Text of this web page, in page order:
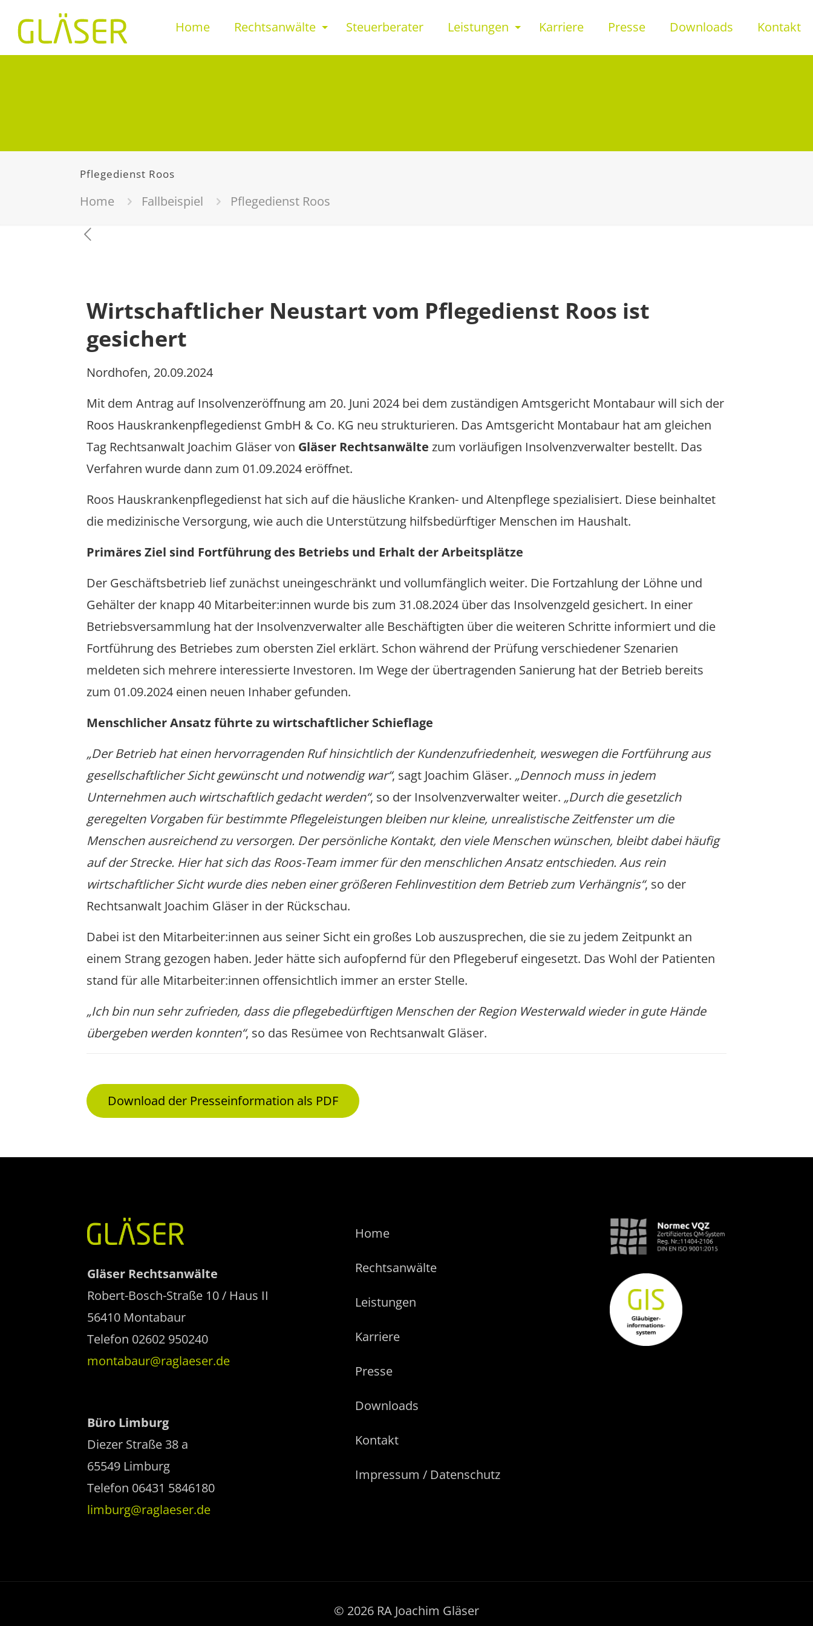
Home Rechtsanwälte Steuerberater Leistungen Karriere Presse Downloads Kontakt
Pflegedienst Roos
Home Fallbeispiel Pflegedienst Roos
Wirtschaftlicher Neustart vom Pflegedienst Roos ist
gesichert
Nordhofen, 20.09.2024
Mit dem Antrag auf Insolvenzeröffnung am 20. Juni 2024 bei dem zuständigen Amtsgericht Montabaur will sich der
Roos Hauskrankenpflegedienst GmbH & Co. KG neu strukturieren. Das Amtsgericht Montabaur hat am gleichen
Tag Rechtsanwalt Joachim Gläser von Gläser Rechtsanwälte zum vorläufigen Insolvenzverwalter bestellt. Das
Verfahren wurde dann zum 01.09.2024 eröffnet.
Roos Hauskrankenpflegedienst hat sich auf die häusliche Kranken- und Altenpflege spezialisiert. Diese beinhaltet
die medizinische Versorgung, wie auch die Unterstützung hilfsbedürftiger Menschen im Haushalt.
Primäres Ziel sind Fortführung des Betriebs und Erhalt der Arbeitsplätze
Der Geschäftsbetrieb lief zunächst uneingeschränkt und vollumfänglich weiter. Die Fortzahlung der Löhne und
Gehälter der knapp 40 Mitarbeiter:innen wurde bis zum 31.08.2024 über das Insolvenzgeld gesichert. In einer
Betriebsversammlung hat der Insolvenzverwalter alle Beschäftigten über die weiteren Schritte informiert und die
Fortführung des Betriebes zum obersten Ziel erklärt. Schon während der Prüfung verschiedener Szenarien
meldeten sich mehrere interessierte Investoren. Im Wege der übertragenden Sanierung hat der Betrieb bereits
zum 01.09.2024 einen neuen Inhaber gefunden.
Menschlicher Ansatz führte zu wirtschaftlicher Schieflage
„Der Betrieb hat einen hervorragenden Ruf hinsichtlich der Kundenzufriedenheit, weswegen die Fortführung aus
gesellschaftlicher Sicht gewünscht und notwendig war“, sagt Joachim Gläser. „Dennoch muss in jedem
Unternehmen auch wirtschaftlich gedacht werden“, so der Insolvenzverwalter weiter. „Durch die gesetzlich
geregelten Vorgaben für bestimmte Pflegeleistungen bleiben nur kleine, unrealistische Zeitfenster um die
Menschen ausreichend zu versorgen. Der persönliche Kontakt, den viele Menschen wünschen, bleibt dabei häufig
auf der Strecke. Hier hat sich das Roos-Team immer für den menschlichen Ansatz entschieden. Aus rein
wirtschaftlicher Sicht wurde dies neben einer größeren Fehlinvestition dem Betrieb zum Verhängnis“, so der
Rechtsanwalt Joachim Gläser in der Rückschau.
Dabei ist den Mitarbeiter:innen aus seiner Sicht ein großes Lob auszusprechen, die sie zu jedem Zeitpunkt an
einem Strang gezogen haben. Jeder hätte sich aufopfernd für den Pflegeberuf eingesetzt. Das Wohl der Patienten
stand für alle Mitarbeiter:innen offensichtlich immer an erster Stelle.
„Ich bin nun sehr zufrieden, dass die pflegebedürftigen Menschen der Region Westerwald wieder in gute Hände
übergeben werden konnten“, so das Resümee von Rechtsanwalt Gläser.
Download der Presseinformation als PDF
Gläser Rechtsanwälte
Robert-Bosch-Straße 10 / Haus II
56410 Montabaur
Telefon 02602 950240
montabaur@raglaeser.de
Büro Limburg
Diezer Straße 38 a
65549 Limburg
Telefon 06431 5846180
limburg@raglaeser.de
Home
Rechtsanwälte
Leistungen
Karriere
Presse
Downloads
Kontakt
Impressum / Datenschutz
© 2026 RA Joachim Gläser